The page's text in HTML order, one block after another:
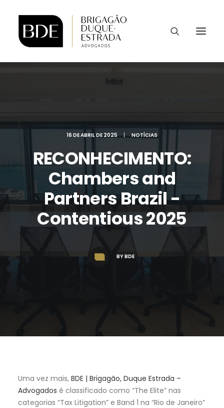
CONTATO
16 DE ABRIL DE 2025 | NOTÍCIAS
RECONHECIMENTO:
Chambers and
Partners Brazil -
Contentious 2025
BYBDE
Uma vez mais, BDE | Brigagão, Duque Estrada –
Advogados é classificado como “The Elite” nas
categorias “Tax Litigation” e Band 1 na “Rio de Janeiro”